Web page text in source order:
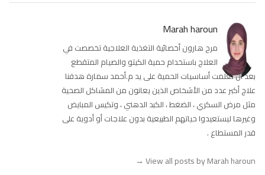
Marah haroun
مرح هارون أخصائية التغذية العلاجية تخصصت في
العلاج باستخدام حمية الكيتو والصيام المتقطع
بعد أن تعلمت أساسيات الحمية على يد م.أحمد سمارة هدفنا
علاج أكبر عدد من الأشخاص الذين يعانون من المشاكل الصحية
مثل مرض السكري ، الضغط ، الكبد الدهني ، وتكيس المبايض
وغيرها ليستعيدوا حياتهم الطبيعية بدون علاجات أو أدوية على
قدر المستطاع .
View all posts by Marah haroun
→